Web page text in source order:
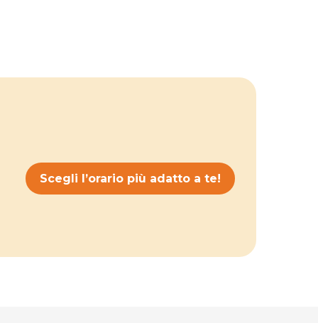
Scegli l’orario più adatto a te!